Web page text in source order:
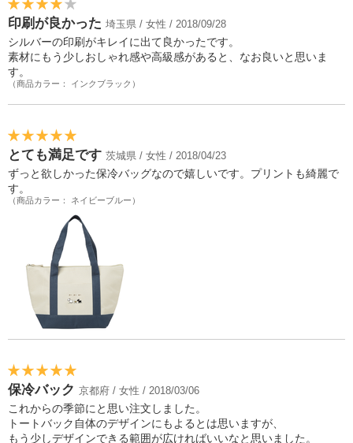
印刷が良かった 埼玉県 / 女性 / 2018/09/28
シルバーの印刷がキレイに出て良かったです。
素材にもう少しおしゃれ感や高級感があると、なお良いと思いま
す。
（商品カラー： インクブラック）
とても満足です 茨城県 / 女性 / 2018/04/23
ずっと欲しかった保冷バッグなので嬉しいです。プリントも綺麗で
す。
（商品カラー： ネイビーブルー）
保冷バック 京都府 / 女性 / 2018/03/06
これからの季節にと思い注文しました。
トートバック自体のデザインにもよるとは思いますが、
もう少しデザインできる範囲が広ければいいなと思いました。